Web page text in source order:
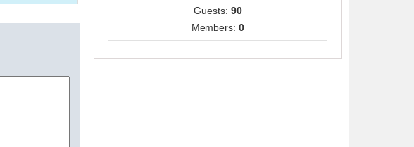
Guests: 90
Members:0